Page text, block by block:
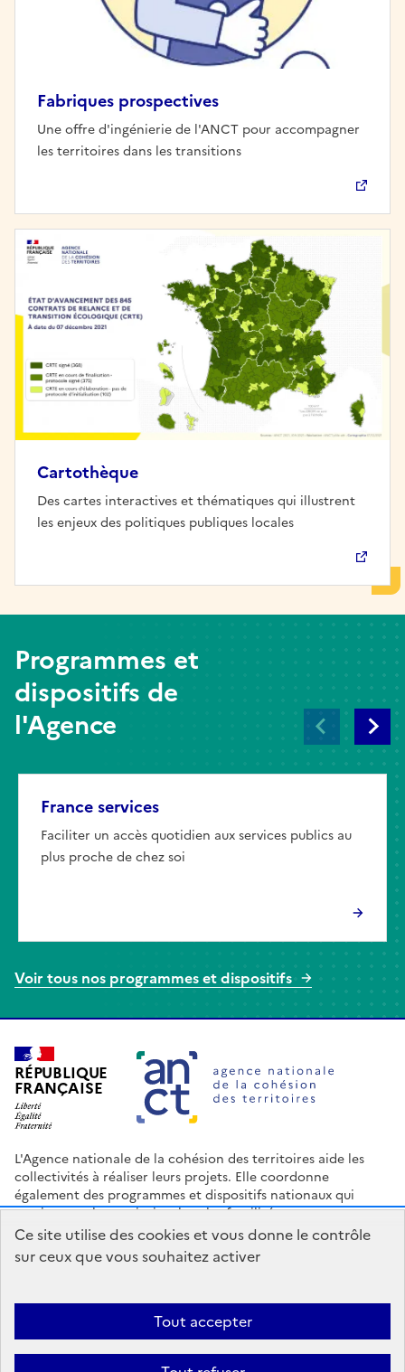
Ce site utilise des cookies et vous donne le contrôle
sur ceux que vous souhaitez activer
Tout accepter
Fabriques prospectives
Une offre d'ingénierie de l'ANCT pour accompagner
les territoires dans les transitions
Cartothèque
Des cartes interactives et thématiques qui illustrent
les enjeux des politiques publiques locales
Programmes et
dispositifs de
l'Agence
France services
Faciliter un accès quotidien aux services publics au
plus proche de chez soi
Voir tous nos programmes et dispositifs
RÉPUBLIQUE
FRANÇAISE
Agence nationale de la cohésion des
L'Agence nationale de la cohésion des territoires aide les
collectivités à réaliser leurs projets. Elle coordonne
également des programmes et dispositifs nationaux qui
soutiennent les territoires les plus fragilisés.
Nous contacterEspace PresseLogo ANCTOffres d'emploi
data.gouv.fr
Accessibilité : Partiellement conforme Mentions légales Politique